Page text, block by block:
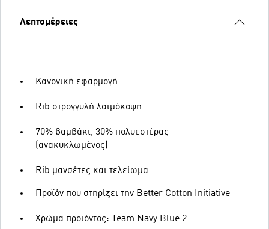
Λεπτομέρειες
Κανονική εφαρμογή
Rib στρογγυλή λαιμόκοψη
70% βαμβάκι, 30% πολυεστέρας
(ανακυκλωμένος)
Rib μανσέτες και τελείωμα
Προϊόν που στηρίζει την Better Cotton Initiative
Χρώμα προϊόντος: Team Navy Blue 2